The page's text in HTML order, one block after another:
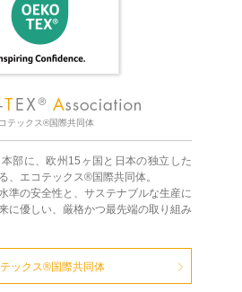
テックス®国際共同体
部に、欧州15ヶ国と日本の独立した
、エコテックス®国際共同体。
準の安全性と、サステナブルな生産に
に優しい、厳格かつ最先端の取り組み
ックス®国際共同体